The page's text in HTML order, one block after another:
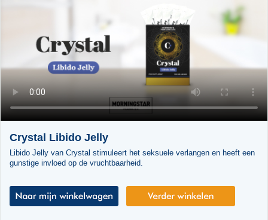
Crystal Libido Jelly
Libido Jelly van Crystal stimuleert het seksuele verlangen en heeft een
gunstige invloed op de vruchtbaarheid.